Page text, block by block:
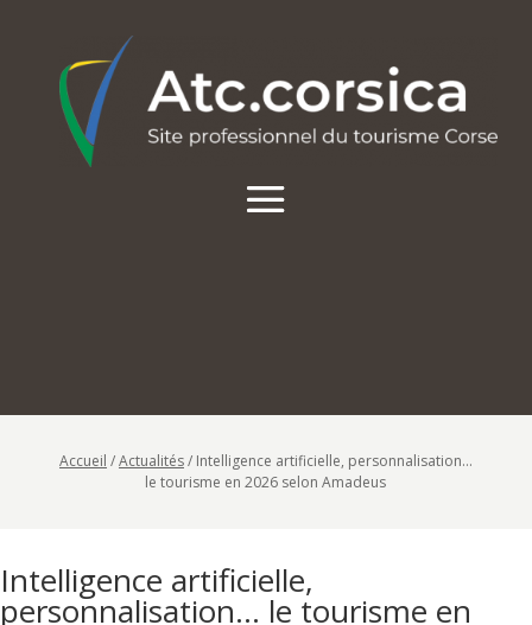
Accueil /Actualités/ Intelligence artificielle, personnalisation…
le tourisme en 2026 selon Amadeus
Intelligence artificielle,
personnalisation… le tourisme en